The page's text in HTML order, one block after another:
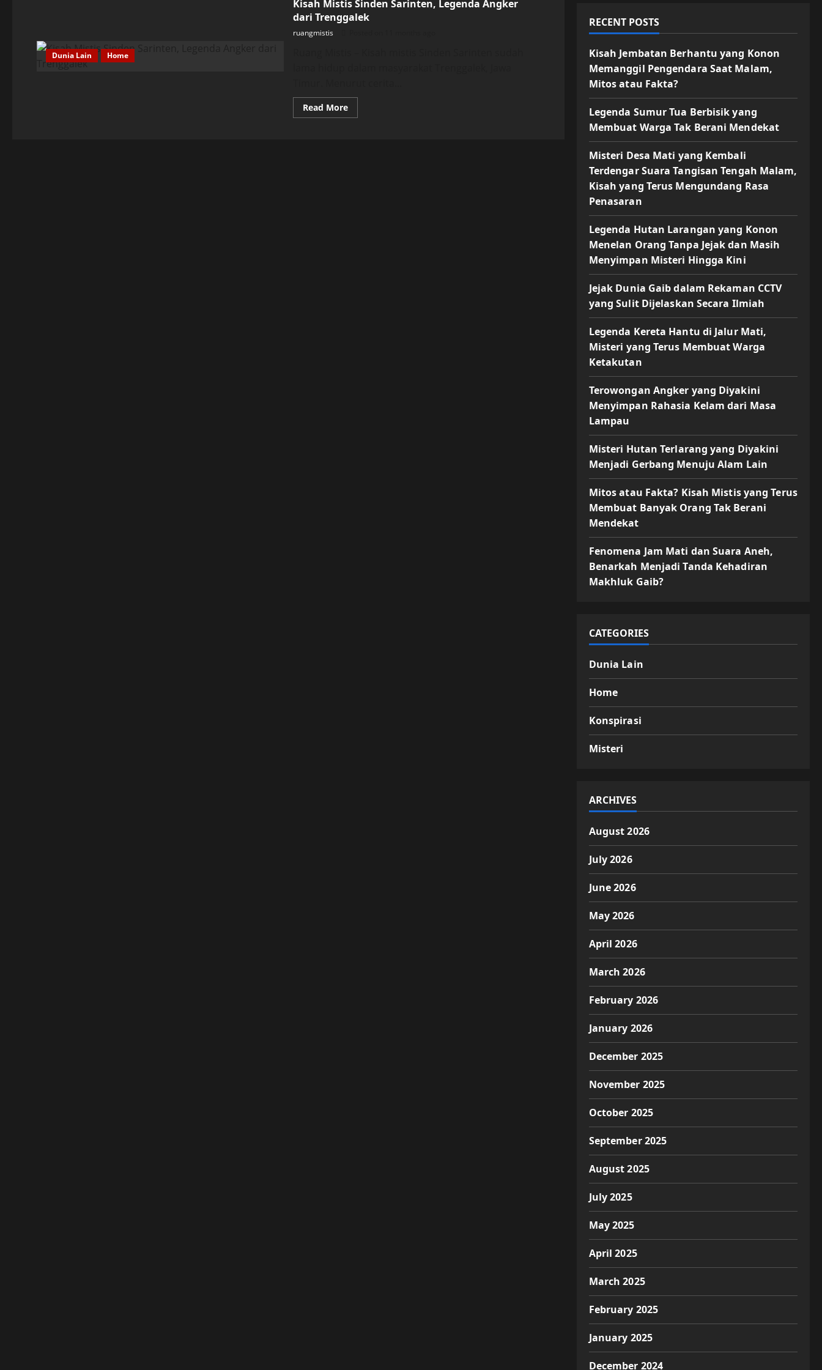
Dunia Lain Home
Kisah Mistis Sinden Sarinten, Legenda Angker
dari Trenggalek
ruangmistis
Read MoreRead
more
RECENT POSTS
Kisah Jembatan Berhantu yang Konon
Memanggil Pengendara Saat Malam,
Mitos atau Fakta?
Legenda Sumur Tua Berbisik yang
Membuat Warga Tak Berani Mendekat
Misteri Desa Mati yang Kembali
Terdengar Suara Tangisan Tengah Malam,
Kisah yang Terus Mengundang Rasa
Penasaran
Legenda Hutan Larangan yang Konon
Menelan Orang Tanpa Jejak dan Masih
Menyimpan Misteri Hingga Kini
Jejak Dunia Gaib dalam Rekaman CCTV
yang Sulit Dijelaskan Secara Ilmiah
Legenda Kereta Hantu di Jalur Mati,
Misteri yang Terus Membuat Warga
Ketakutan
Terowongan Angker yang Diyakini
Menyimpan Rahasia Kelam dari Masa
Lampau
Misteri Hutan Terlarang yang Diyakini
Menjadi Gerbang Menuju Alam Lain
Mitos atau Fakta? Kisah Mistis yang Terus
Membuat Banyak Orang Tak Berani
Mendekat
Fenomena Jam Mati dan Suara Aneh,
Benarkah Menjadi Tanda Kehadiran
Makhluk Gaib?
CATEGORIES
Dunia Lain
Home
Konspirasi
Misteri
ARCHIVES
August 2026
July 2026
June 2026
May 2026
April 2026
March 2026
February 2026
January 2026
December 2025
November 2025
October 2025
September 2025
August 2025
July 2025
May 2025
April 2025
March 2025
February 2025
January 2025
December 2024